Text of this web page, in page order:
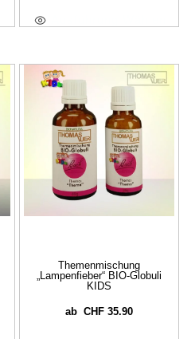
Themenmischung
„Lampenfieber“ BIO-Globuli
KIDS
ab CHF35.90